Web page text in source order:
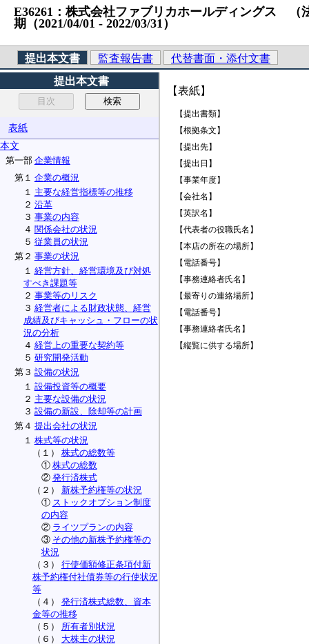
E36261：株式会社ファブリカホールディングス （
期（2021/04/01 ‐ 2022/03/31）
提出本文書 監査報告書
代替書面・添付文書
提出本文書